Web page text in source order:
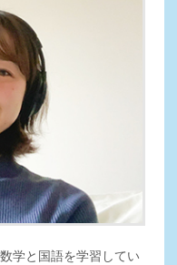
学と国語を学習してい